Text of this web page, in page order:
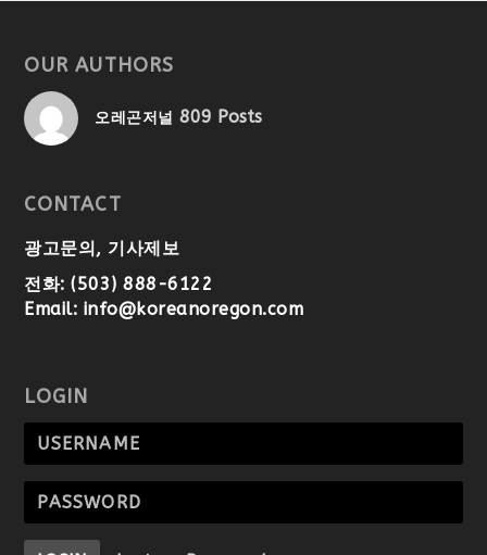
OUR AUTHORS
오레곤저널 809 Posts
CONTACT
광고문의, 기사제보
전화: (503) 888-6122
Email: info@koreanoregon.com
LOGIN